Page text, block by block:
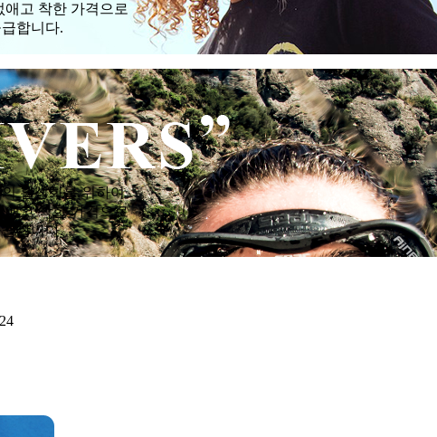
애고 착한 가격으로
합니다.
활성화를 위하여
애고 착한 가격으로
합니다.